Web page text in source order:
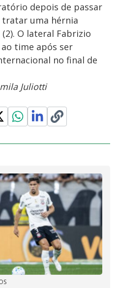
depois de passar
uma hérnia
O lateral Fabrizio
time após ser
no final de
Juliotti